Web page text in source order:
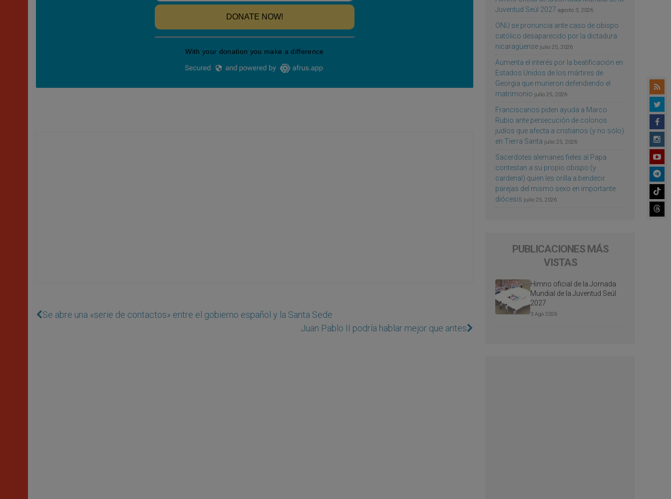
Se abre una «serie de contactos» entre el gobierno español y la Santa Sede
Juan Pablo II podría hablar mejor que antes
Juventud Seúl 2027 agosto 3, 2026
ONU se pronuncia ante caso de obispo
católico desaparecido por la dictadura
nicaragüense julio 25, 2026
Aumenta el interés por la beatificación en
Estados Unidos de los mártires de
Georgia que murieron defendiendo el
matrimonio julio 25, 2026
Franciscanos piden ayuda a Marco
Rubio ante persecución de colonos
judíos que afecta a cristianos (y no sólo)
en Tierra Santa julio 25, 2026
Sacerdotes alemanes fieles al Papa
contestan a su propio obispo (y
cardenal) quien les orilla a bendecir
parejas del mismo sexo en importante
diócesis julio 25, 2026
PUBLICACIONES MÁS
VISTAS
Himno oficial de la Jornada
Mundial de la Juventud Seúl
2027
3 Ago 2026